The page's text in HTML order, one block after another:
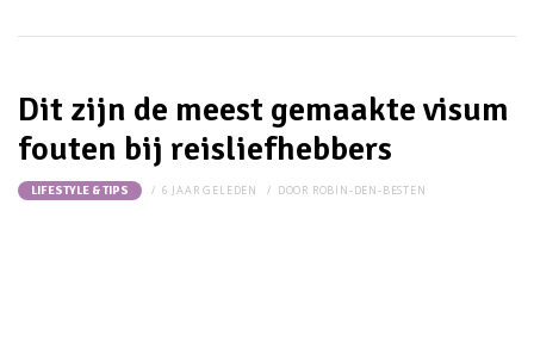
Dit zijn de meest gemaakte visum
fouten bij reisliefhebbers
LIFESTYLE & TIPS 6 JAAR GELEDEN DOOR ROBIN-DEN-BESTEN